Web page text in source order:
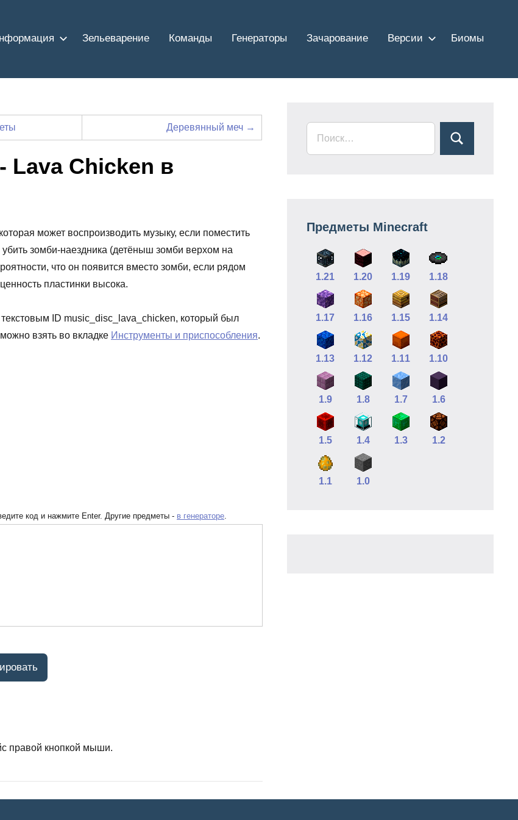
Зельеварение Команды Генераторы Зачарование Версии Биомы
Деревянный меч →
Lava Chicken в
может воспроизводить музыку, если поместить
зомби-наездника (детёныш зомби верхом на
что он появится вместо зомби, если рядом
пластинки высока.
ID music_disc_lava_chicken, который был
взять во вкладке Инструменты и приспособления.
код и нажмите Enter. Другие предметы - в генераторе
правой кнопкой мыши.
Предметы Minecraft
1.21 1.20 1.19 1.18
1.17 1.16 1.15 1.14
1.13 1.12 1.11 1.10
1.9 1.8 1.7 1.6
1.5 1.4 1.3 1.2
1.1 1.0